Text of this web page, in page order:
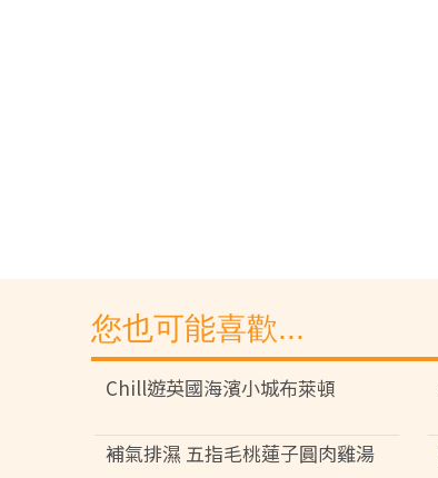
您也可能喜歡...
Chill遊英國海濱小城布萊頓
補氣排濕 五指毛桃蓮子圓肉雞湯